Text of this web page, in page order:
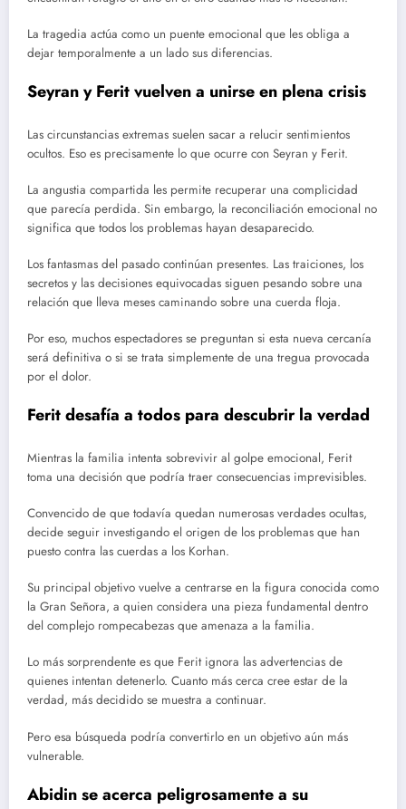
La tragedia actúa como un puente emocional que les obliga a
dejar temporalmente a un lado sus diferencias.
Seyran y Ferit vuelven a unirse en plena crisis
Las circunstancias extremas suelen sacar a relucir sentimientos
ocultos. Eso es precisamente lo que ocurre con Seyran y Ferit.
La angustia compartida les permite recuperar una complicidad
que parecía perdida. Sin embargo, la reconciliación emocional no
significa que todos los problemas hayan desaparecido.
Los fantasmas del pasado continúan presentes. Las traiciones, los
secretos y las decisiones equivocadas siguen pesando sobre una
relación que lleva meses caminando sobre una cuerda floja.
Por eso, muchos espectadores se preguntan si esta nueva cercanía
será definitiva o si se trata simplemente de una tregua provocada
por el dolor.
Ferit desafía a todos para descubrir la verdad
Mientras la familia intenta sobrevivir al golpe emocional, Ferit
toma una decisión que podría traer consecuencias imprevisibles.
Convencido de que todavía quedan numerosas verdades ocultas,
decide seguir investigando el origen de los problemas que han
puesto contra las cuerdas a los Korhan.
Su principal objetivo vuelve a centrarse en la figura conocida como
la Gran Señora, a quien considera una pieza fundamental dentro
del complejo rompecabezas que amenaza a la familia.
Lo más sorprendente es que Ferit ignora las advertencias de
quienes intentan detenerlo. Cuanto más cerca cree estar de la
verdad, más decidido se muestra a continuar.
Pero esa búsqueda podría convertirlo en un objetivo aún más
vulnerable.
Abidin se acerca peligrosamente a su